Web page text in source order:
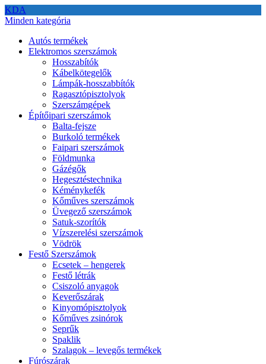
KDA
Minden kategória
Autós termékek
Elektromos szerszámok
Hosszabítók
Kábelkötegelők
Lámpák-hosszabbítók
Ragasztópisztolyok
Szerszámgépek
Építőipari szerszámok
Balta-fejsze
Burkoló termékek
Faipari szerszámok
Földmunka
Gázégők
Hegesztéstechnika
Kéménykefék
Kőműves szerszámok
Üvegező szerszámok
Satuk-szorítók
Vízszerelési szerszámok
Vödrök
Festő Szerszámok
Ecsetek – hengerek
Festő létrák
Csiszoló anyagok
Keverőszárak
Kinyomópisztolyok
Kőműves zsinórok
Seprűk
Spaklik
Szalagok – levegős termékek
Fúrószárak